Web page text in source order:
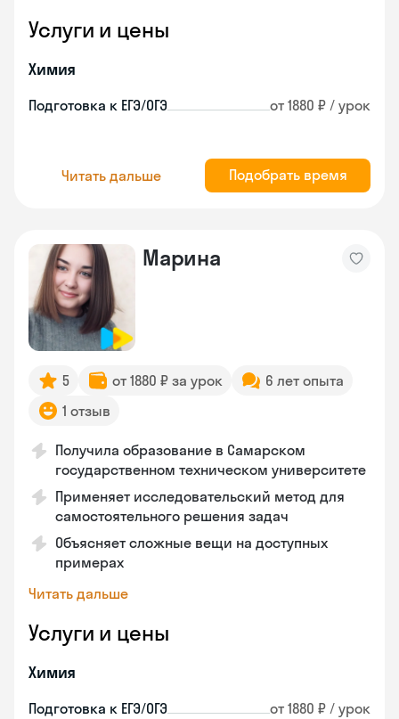
Услуги и цены
Химия
Подготовка к ЕГЭ/ОГЭ от 1880 ₽ / урок
Читать дальше Подобрать время
Марина
5 от 1880 ₽ за урок
6 лет опыта
1 отзыв
Получила образование в Самарском
государственном техническом университете
Применяет исследовательский метод для
самостоятельного решения задач
Объясняет сложные вещи на доступных
примерах
Читать дальше
Услуги и цены
Химия
Подготовка к ЕГЭ/ОГЭ от 1880 ₽ / урок